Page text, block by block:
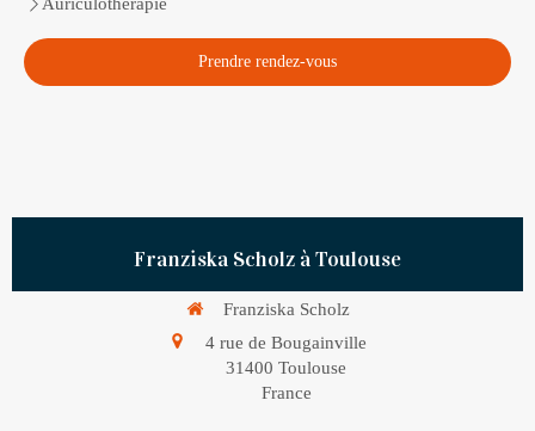
Prendre rendez-vous
Franziska Scholz à Toulouse
Franziska Scholz
4 rue de Bougainville
31400 Toulouse
France